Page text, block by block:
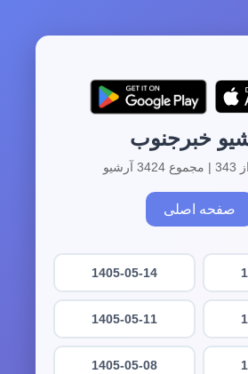
خبرجنوب
صفحه اصلی
1405-05-14
1405-05-11
1405-05-08